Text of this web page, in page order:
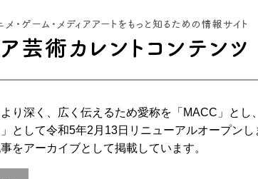
り深く、広く伝えるため愛称を「MACC」と
として令和5年2月13日リニューアルオープンし
をアーカイブとして掲載しています。